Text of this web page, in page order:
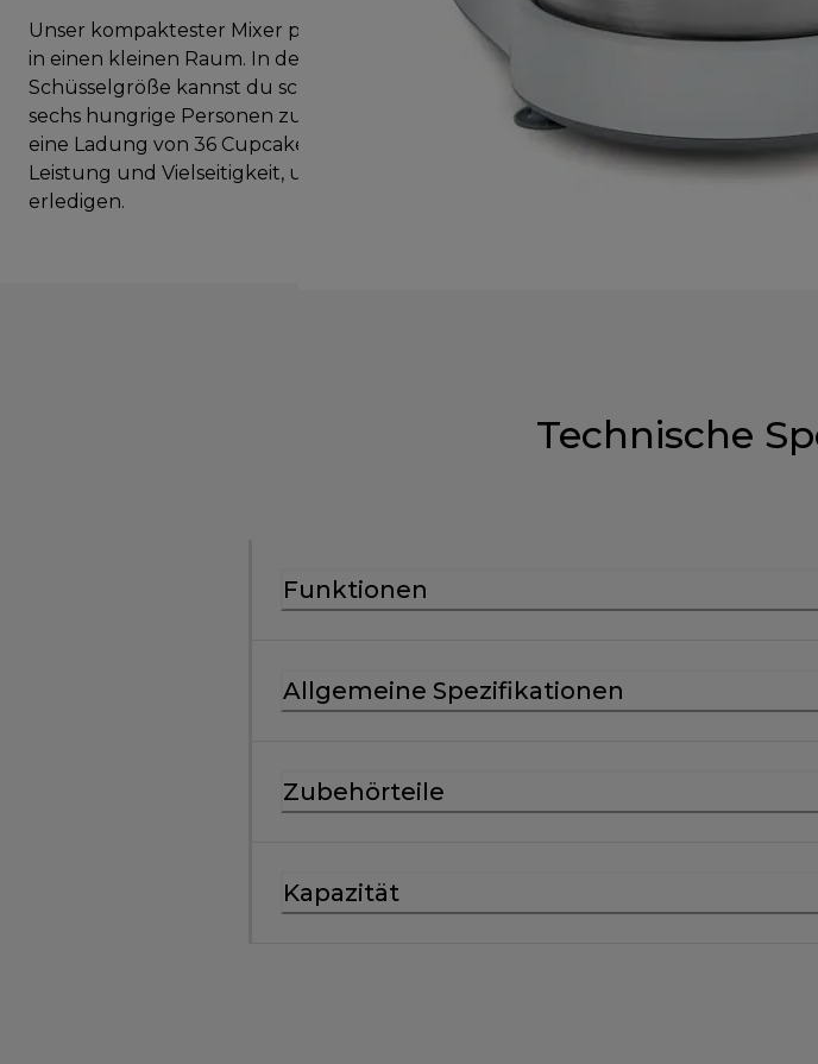
Unser kompaktester Mixer packt großes Denken
in einen kleinen Raum. In der großzügigen
Schüsselgröße kannst du schnell Pizzateig für
sechs hungrige Personen zubereiten. Oder backe
eine Ladung von 36 Cupcakes. Die nötige
Leistung und Vielseitigkeit, um die Arbeit zu
erledigen.
Technische
Funktionen
Allgemeine Spezifikationen
Zubehörteile
Kapazität